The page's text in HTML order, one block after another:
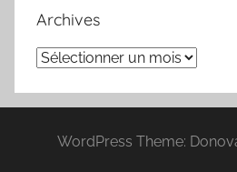
Archives
Archives
WordPress Theme: